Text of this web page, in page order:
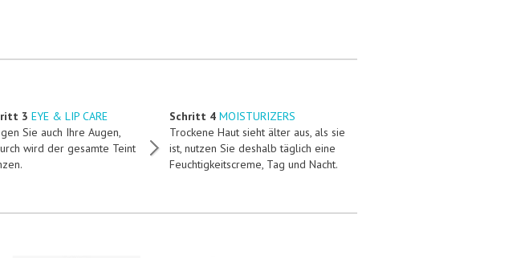
3 EYE & LIP CARE
Sie auch Ihre Augen,
wird der gesamte Teint
Schritt 4 MOISTURIZERS
Trockene Haut sieht älter aus, als sie
ist, nutzen Sie deshalb täglich eine
Feuchtigkeitscreme, Tag und Nacht.